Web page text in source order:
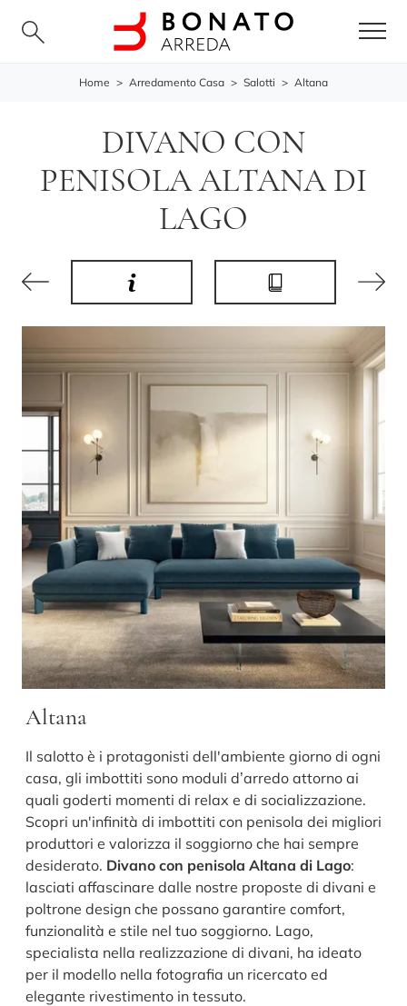
Home > Arredamento Casa > Salotti > Altana
DIVANO CON
PENISOLA ALTANA DI
LAGO
Altana
Il salotto è i protagonisti dell'ambiente giorno di ogni
casa, gli imbottiti sono moduli d’arredo attorno ai
quali goderti momenti di relax e di socializzazione.
Scopri un'infinità di imbottiti con penisola dei migliori
produttori e valorizza il soggiorno che hai sempre
desiderato. Divano con penisola Altana di Lago:
lasciati affascinare dalle nostre proposte di divani e
poltrone design che possano garantire comfort,
funzionalità e stile nel tuo soggiorno. Lago,
specialista nella realizzazione di divani, ha ideato
per il modello nella fotografia un ricercato ed
elegante rivestimento in tessuto.